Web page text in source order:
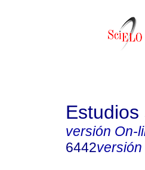
versión On-
6442